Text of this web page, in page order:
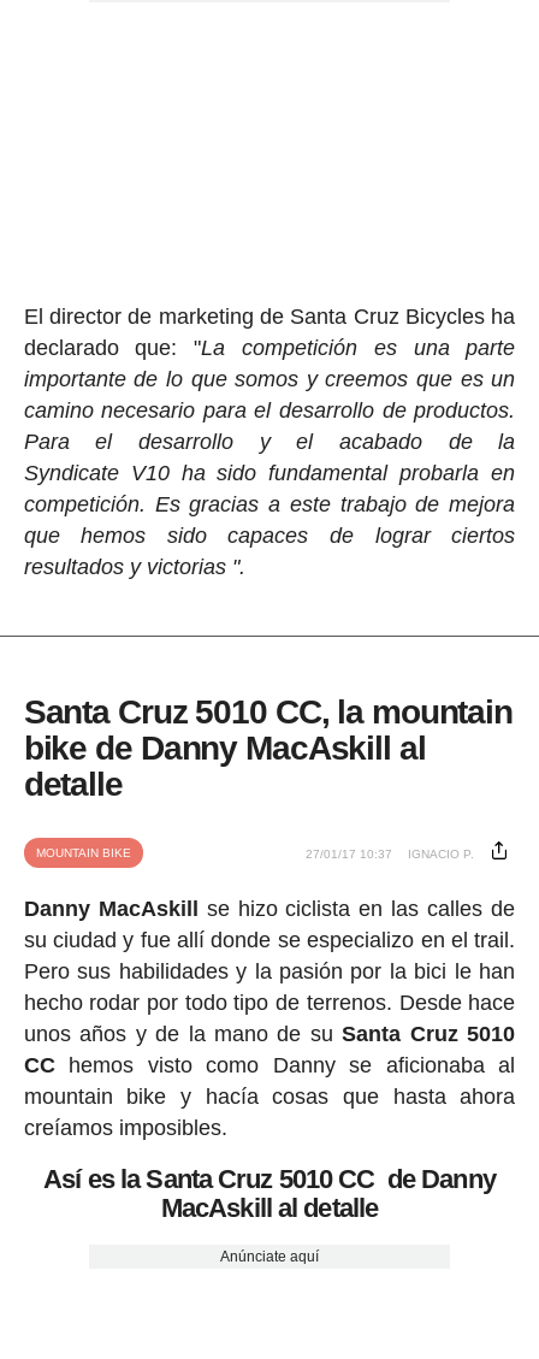
El director de marketing de Santa Cruz Bicycles ha
declarado que: "La competición es una parte
importante de lo que somos y creemos que es un
camino necesario para el desarrollo de productos.
Para el desarrollo y el acabado de la
Syndicate V10 ha sido fundamental probarla en
competición. Es gracias a este trabajo de mejora
que hemos sido capaces de lograr ciertos
resultados y victorias ".
Santa Cruz 5010 CC, la mountain
bike de Danny MacAskill al
detalle
MOUNTAIN BIKE 27/01/17 10:37 IGNACIO P.
Danny MacAskill
se hizo ciclista en las calles de
su ciudad y fue allí donde se especializo en el trail.
Pero sus habilidades y la pasión por la bici le han
hecho rodar por todo tipo de terrenos. Desde hace
unos años y de la mano de suSanta Cruz 5010
CChemos visto como Danny se aficionaba al
mountain bike y hacía cosas que hasta ahora
creíamos imposibles.
Así es la Santa Cruz 5010 CC de Danny
MacAskill al detalle
Anúnciate aquí